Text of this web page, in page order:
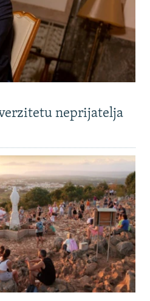
neprijatelja